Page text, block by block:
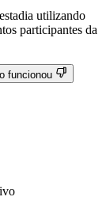
utilizando
participantes da
funcionou